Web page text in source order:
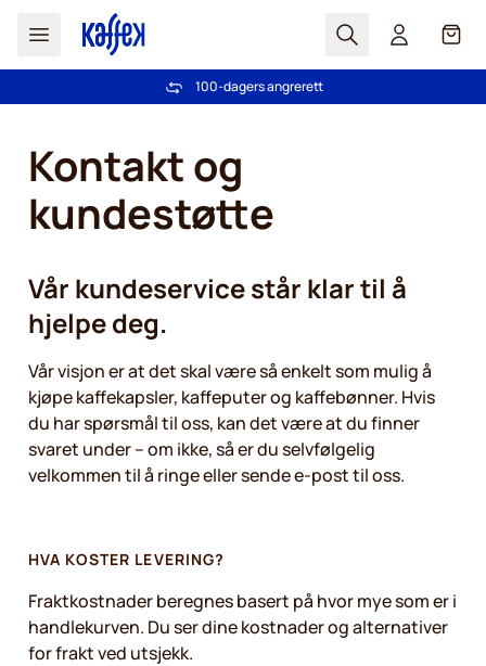
Søk Cart
Gratis frakt over kr 599
100-dagers angrerett
Kontakt og
kundestøtte
Vår kundeservice står klar til å
hjelpe deg.
Vår visjon er at det skal være så enkelt som mulig å
kjøpe kaffekapsler, kaffeputer og kaffebønner. Hvis
du har spørsmål til oss, kan det være at du finner
svaret under – om ikke, så er du selvfølgelig
velkommen til å ringe eller sende e-post til oss.
HVA KOSTER LEVERING?
Fraktkostnader beregnes basert på hvor mye som er i
handlekurven. Du ser dine kostnader og alternativer
for frakt ved utsjekk.